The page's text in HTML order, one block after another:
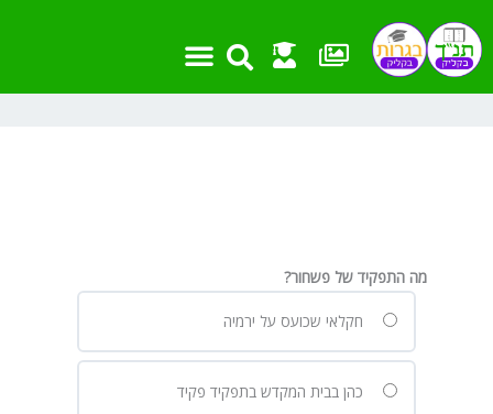
לתוכן
מה התפקיד של פשחור?
חקלאי שכועס על ירמיה
כהן בבית המקדש בתפקיד פקיד